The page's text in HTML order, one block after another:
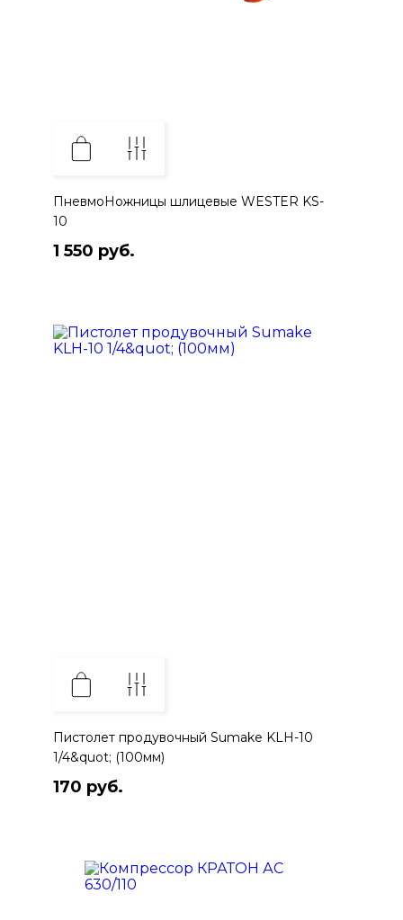
ПневмоНожницы шлицевые WESTER KS-
10
1 550 руб.
Пистолет продувочный Sumake KLH-10
1/4&quot; (100мм)
170 руб.